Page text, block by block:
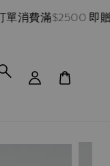
滿$2500 即贈旅行